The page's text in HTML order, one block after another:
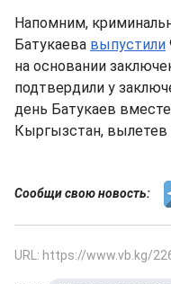
Напомним,
Батукаева выпустили
на основании
подтвердили у
день Батукаев
Кыргызстан,
Сообщи свою новость:
URL: https://www.vb.kg/